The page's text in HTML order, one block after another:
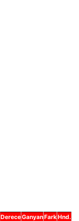
DereceGanyanFarkHnd.